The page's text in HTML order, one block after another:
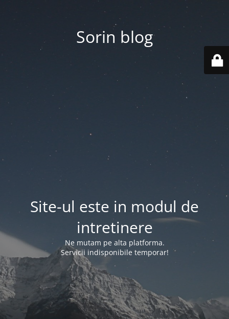
Sorin blog
Site-ul este in modul de
intretinere
Ne mutam pe alta platforma.
Servicii indisponibile temporar!